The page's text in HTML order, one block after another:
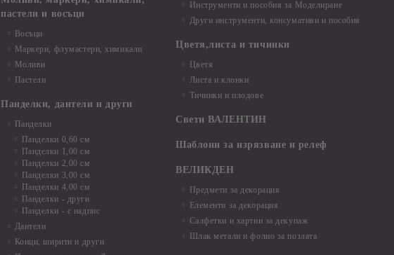
пастели и восъци
Восъци
Маркери, флумастери, химикали
Моливи
Пастели
Панделки, дантели и други
Панделки
Панделки 0,60 см
Панделки 1,00 см
Панделки 2,00 см
Панделки 3,00 см
Панделки 4,00 см
Панделки - други
Панделки - с надпис
Дантели
Конци, ширити и други
Инструменти и пособия за Моделиране
Други инструменти, консумативи и пособия
Цветя,листа и тичинки
Цветя
Листа и клонки
Тичинки и плодове
Свети ВАЛЕНТИН
Шаблони за изрязване и релеф
ВЕЛИКДЕН
Предмети за декорация
Елементи за декорация
Салфетки и хартии за декупаж
Шлак метали и фолио за позлата